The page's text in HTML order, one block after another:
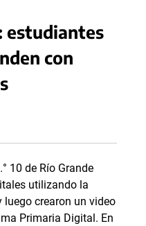
estudiantes
con
10 de Río Grande
utilizando la
luego crearon un video
Primaria Digital. En